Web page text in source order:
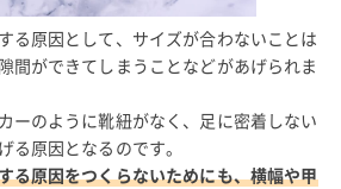
る原因として、サイズが合わないことは
間ができてしまうことなどがあげられま
ーのように靴紐がなく、足に密着しない
る原因となるのです。
る原因をつくらないためにも、横幅や甲